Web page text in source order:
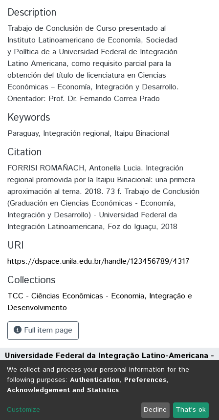
Description
Trabajo de Conclusión de Curso presentado al
Instituto Latinoamericano de Economía, Sociedad
y Política de a Universidad Federal de Integración
Latino Americana, como requisito parcial para la
obtención del título de licenciatura en Ciencias
Económicas – Economía, Integración y Desarrollo.
Orientador: Prof. Dr. Fernando Correa Prado
Keywords
Paraguay, Integración regional, Itaipu Binacional
Citation
FORRISI ROMAÑACH, Antonella Lucia. Integración
regional promovida por la Itaipu Binacional: una primera
aproximación al tema. 2018. 73 f. Trabajo de Conclusión
(Graduación en Ciencias Económicas - Economía,
Integración y Desarrollo) - Universidad Federal da
Integración Latinoamericana, Foz do Iguaçu, 2018
URI
https://dspace.unila.edu.br/handle/123456789/4317
Collections
TCC - Ciências Econômicas - Economia, Integração e
Desenvolvimento
Full item page
Universidade Federal da Integração Latino-Americana -
UNILA
Avenida Tarquínio Joslin dos Santos, 1000 - Polo Universitário
CEP: 85870-650 | Foz do Iguaçu - Paraná
DSpace software
copyright © 2002-2026 LYRASIS
Send Feedback
We collect and process your personal information for the
following purposes: Authentication, Preferences,
Acknowledgement and Statistics.
Customize Decline That's ok